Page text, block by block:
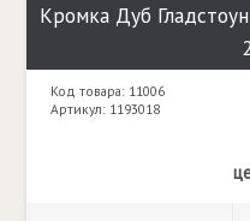
Кромка Дуб
Код товара: 11006
Артикул: 1193018